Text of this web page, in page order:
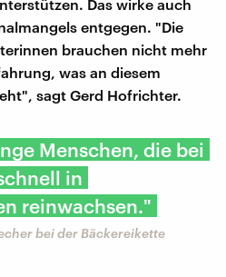
Das wirke auch
entgegen. "Die
brauchen nicht mehr
was an diesem
sagt Gerd Hofrichter.
Menschen, die bei
in
reinwachsen."
bei der Bäckereikette